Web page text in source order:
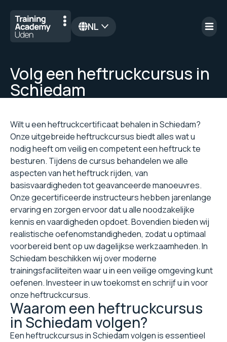
NL
Volg een heftruckcursus in
Schiedam
Wilt u een heftruckcertificaat behalen in Schiedam?
Onze uitgebreide heftruckcursus biedt alles wat u
nodig heeft om veilig en competent een heftruck te
besturen. Tijdens de cursus behandelen we alle
aspecten van het heftruck rijden, van
basisvaardigheden tot geavanceerde manoeuvres.
Onze gecertificeerde instructeurs hebben jarenlange
ervaring en zorgen ervoor dat u alle noodzakelijke
kennis en vaardigheden opdoet. Bovendien bieden wij
realistische oefenomstandigheden, zodat u optimaal
voorbereid bent op uw dagelijkse werkzaamheden. In
Schiedam beschikken wij over moderne
trainingsfaciliteiten waar u in een veilige omgeving kunt
oefenen. Investeer in uw toekomst en schrijf u in voor
onze heftruckcursus.
Waarom een heftruckcursus
in Schiedam volgen?
Een heftruckcursus in Schiedam volgen is essentieel